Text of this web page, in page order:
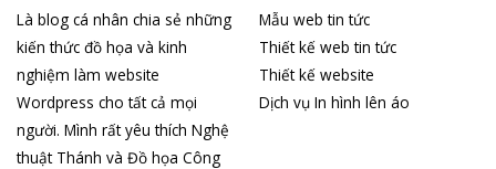
Là blog cá nhân chia sẻ những
kiến thức đồ họa và kinh
nghiệm làm website
Wordpress cho tất cả mọi
người. Mình rất yêu thích Nghệ
thuật Thánh và Đồ họa Công
Mẫu web tin tức
Thiết kế web tin tức
Thiết kế website
Dịch vụ In hình lên áo